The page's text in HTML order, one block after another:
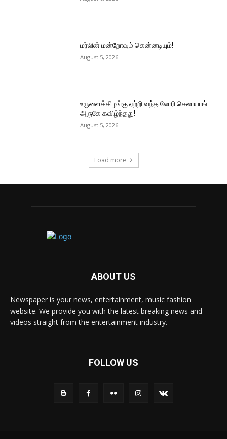
மர்லின் மன்றோவும் கென்னடியும்!
August 5, 2026
உருளைக்கிழங்கு ஏற்றி வந்த லோரி செலாயாங்
அருகே கவிழ்ந்தது!
August 5, 2026
Load more
ABOUT US
Newspaper is your news, entertainment, music fashion
website. We provide you with the latest breaking news and
videos straight from the entertainment industry.
FOLLOW US